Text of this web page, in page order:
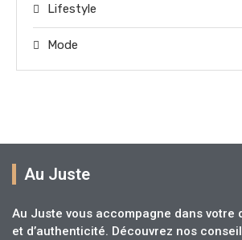
Lifestyle
Mode
Au Juste
Au Juste vous accompagne dans votre
et d’authenticité. Découvrez nos